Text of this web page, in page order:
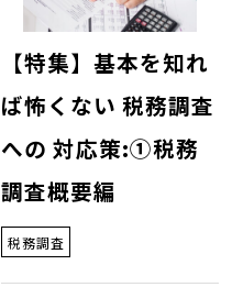
【特集】基本を知れ
ば怖くない 税務調査
への 対応策:①税務
調査概要編
税務調査